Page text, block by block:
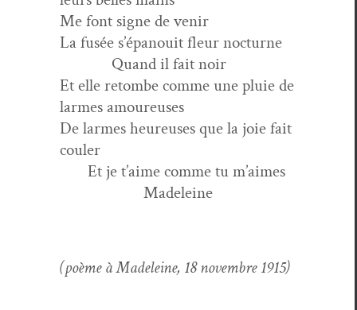
Me font signe de venir
La fusée s’épanouit fleur nocturne
Quand il fait noir
Et elle retombe comme une pluie de
larmes amoureuses
De larmes heureuses que la joie fait
couler
Et je t’aime comme tu m’aimes
Madeleine
(poème à Madeleine, 18 novem­bre 1915)